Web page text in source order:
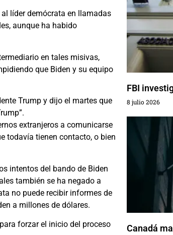
líder demócrata en llamadas
aunque ha habido
en tales misivas,
que Biden y su equipo
Trump y dijo el martes que
extranjeros a comunicarse
todavía tienen contacto, o bien
intentos del bando de Biden
también se ha negado a
no puede recibir informes de
a millones de dólares.
forzar el inicio del proceso
FBI
8 julio 2026
Canadá